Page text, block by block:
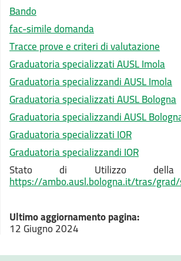
Bando
fac-simile domanda
Tracce prove e criteri di valutazione
Graduatoria specializzati AUSL Imola
Graduatoria specializzandi AUSL Imola
Graduatoria specializzati AUSL Bologna
Graduatoria specializzandi AUSL
Graduatoria specializzati IOR
Graduatoria specializzandi IOR
Stato di Utilizzo della
https://ambo.ausl.bologna.it/tras/
Ultimo aggiornamento pagina:
12 Giugno 2024